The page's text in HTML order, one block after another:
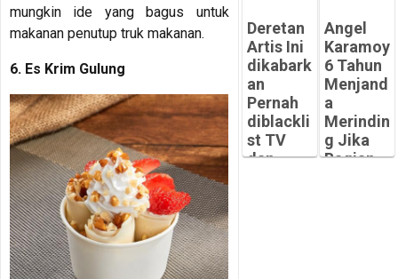
mungkin ide yang bagus untuk
makanan penutup truk makanan.
6. Es Krim Gulung
Peluangsuk
ses.com
mereka?
-
Peluangsuk
ses.com
Deretan
Artis Ini
dikabark
an
Pernah
diblackli
st TV
dan
Angel
Karamoy
6 Tahun
Menjand
a
Merindin
g Jika
Bagian